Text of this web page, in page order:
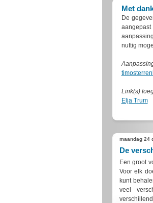
Met
De
nuttig
Link(s)
Elja Trum
maandag 24
De
Een groot
Voor elk
kunt
veel